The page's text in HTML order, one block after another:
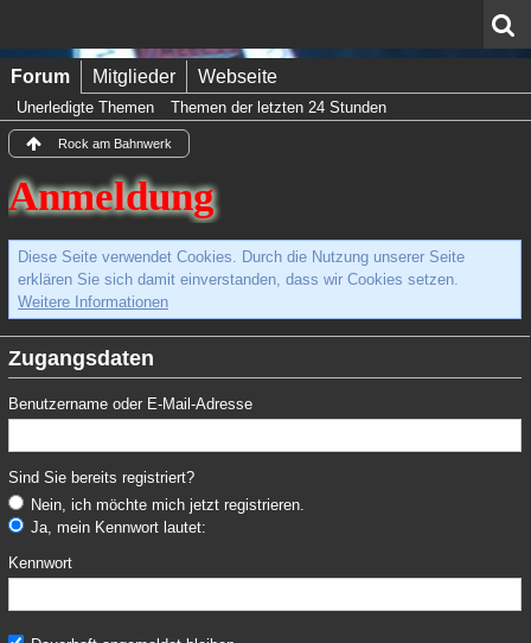
Forum Mitglieder Webseite
Unerledigte Themen Themen der letzten 24 Stunden
Rock am Bahnwerk
Anmeldung
Diese Seite verwendet Cookies. Durch die Nutzung unserer Seite
erklären Sie sich damit einverstanden, dass wir Cookies setzen.
Weitere Informationen
Zugangsdaten
Benutzername oder E-Mail-Adresse
Sind Sie bereits registriert?
Nein, ich möchte mich jetzt registrieren.
Ja, mein Kennwort lautet:
Kennwort